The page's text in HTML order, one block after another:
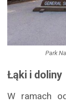
Park
Łąki i doliny
W ramach